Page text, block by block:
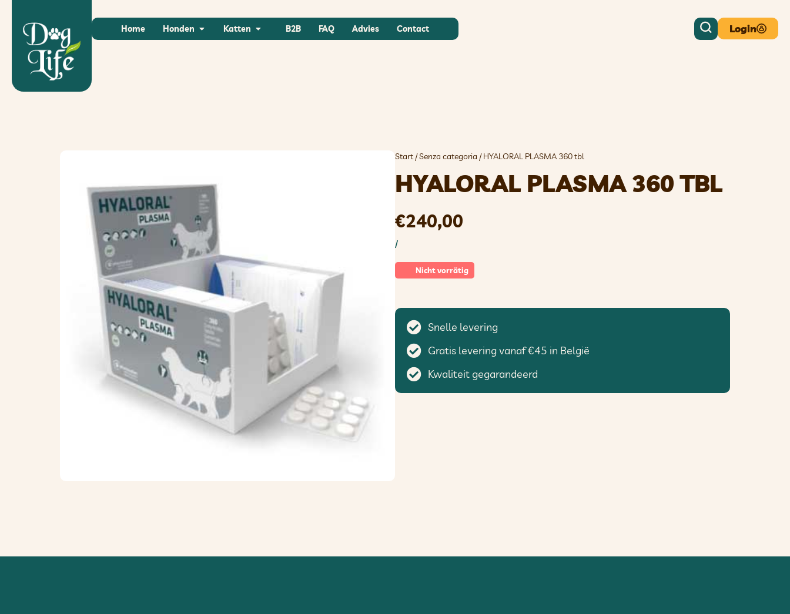
Home Honden Katten B2B FAQ Advies Contact Login
Start /Senza categoria / HYALORAL PLASMA 360 tbl
HYALORAL PLASMA 360 TBL
€240,00
/
Nicht vorrätig
Snelle levering
Gratis levering vanaf €45 in België
Kwaliteit gegarandeerd